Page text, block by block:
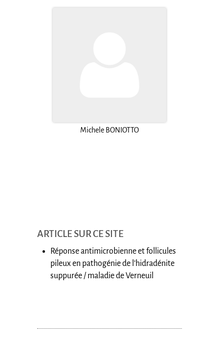
Michele BONIOTTO
ARTICLE SUR CE SITE
Réponse antimicrobienne et follicules
pileux en pathogénie de l’hidradénite
suppurée / maladie de Verneuil